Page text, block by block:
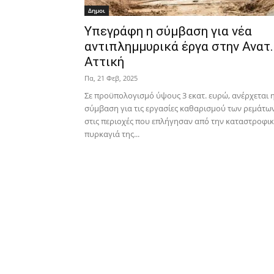
Δημοι
Υπεγράφη η σύμβαση για νέα
αντιπλημμυρικά έργα στην Ανατ.
Αττική
Πα, 21 Φεβ, 2025
Σε προϋπολογισμό ύψους 3 εκατ. ευρώ, ανέρχεται η
σύμβαση για τις εργασίες καθαρισμού των
στις περιοχές που επλήγησαν από την
πυρκαγιά της...